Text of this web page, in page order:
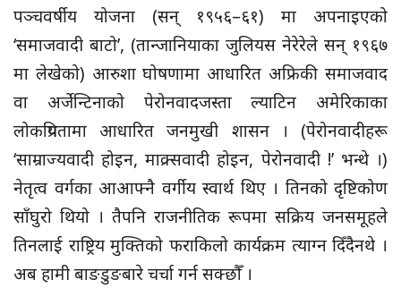
पञ्चवर्षीय योजना (सन् १९५६–६१) मा अपनाइएको
‘समाजवादी बाटो’, (तान्जानियाका जुलियस नेरेरेले सन् १९६७
मा लेखेको) आरुशा घोषणामा आधारित अफ्रिकी समाजवाद
वा अर्जेन्टिनाको पेरोनवादजस्ता ल्याटिन अमेरिकाका
लोकप्रियतामा आधारित जनमुखी शासन । (पेरोनवादीहरू
‘साम्राज्यवादी होइन, माक्र्सवादी होइन, पेरोनवादी !’ भन्थे ।)
नेतृत्व वर्गका आआफ्नै वर्गीय स्वार्थ थिए । तिनको दृष्टिकोण
साँघुरो थियो । तैपनि राजनीतिक रूपमा सक्रिय जनसमूहले
तिनलाई राष्ट्रिय मुक्तिको फराकिलो कार्यक्रम त्याग्न दिँदैनथे ।
अब हामी बाङडुङबारे चर्चा गर्न सक्छौँ ।